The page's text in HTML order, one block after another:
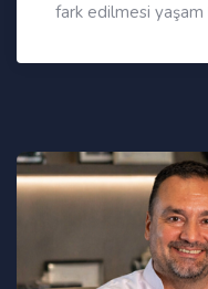
fark edilmesi